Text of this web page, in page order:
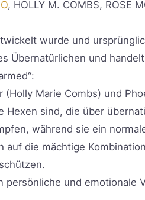
, HOLLY M. COMBS, ROSE
wurde und
Übernatürlichen und
Marie Combs) und
sind, die über
während sie ein
auf die mächtige
und emotionale